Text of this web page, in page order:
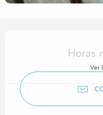
Horarios y
Horas
Ver